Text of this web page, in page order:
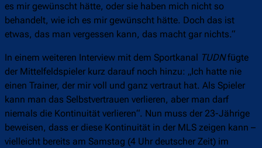
es mir gewünscht hätte, oder sie haben mich nicht so
behandelt, wie ich es mir gewünscht hätte. Doch das ist
etwas, das man vergessen kann, das macht gar nichts.“
In einem weiteren Interview mit dem Sportkanal TUDNfügte
der Mittelfeldspieler kurz darauf noch hinzu: „Ich hatte nie
einen Trainer, der mir voll und ganz vertraut hat. Als Spieler
kann man das Selbstvertrauen verlieren, aber man darf
niemals die Kontinuität verlieren“. Nun muss der 23-Jährige
beweisen, dass er diese Kontinuität in der MLS zeigen kann –
vielleicht bereits am Samstag (4 Uhr deutscher Zeit) im